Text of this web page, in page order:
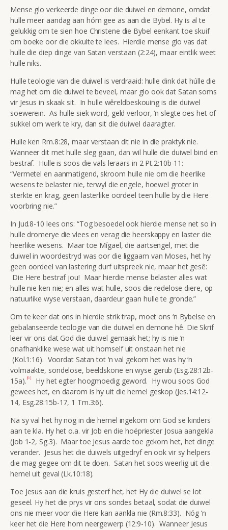
Mense glo verkeerde dinge oor die duiwel en demone, omdat
hulle meer aandag aan hóm gee as aan die Bybel. Hy is al te
gelukkig om te sien hoe Christene die Bybel eenkant toe skuif
om boeke oor die okkulte te lees. Hierdie mense glo vas dat
hulle die diep dinge van Satan verstaan (2:24), maar eintlik weet
hulle niks.
Hulle teologie van die duiwel is verdraaid: hulle dink dat húlle die
mag het om die duiwel te beveel, maar glo ook dat Satan soms
vir Jesus in skaak sit. In hulle wêreldbeskouing is die duiwel
soewerein. As hulle siek word, geld verloor, ‘n slegte oes het of
sukkel om werk te kry, dan sit die duiwel daaragter.
Hulle ken Rm.8:28, maar verstaan dit nie in die praktyk nie.
Wanneer dit met hulle sleg gaan, dan wil hulle die duiwel bind en
bestraf. Hulle is soos die vals leraars in 2 Pt.2:10b-11:
“Vermetel en aanmatigend, skroom hulle nie om die heerlike
wesens te belaster nie, terwyl die engele, hoewel groter in
sterkte en krag, geen lasterlike oordeel teen hulle by die Here
voorbring nie.”
In Jud.8-10 lees ons: “Tog besoedel ook hierdie mense net so in
hulle dromerye die vlees en verag die heerskappy en laster die
heerlike wesens. Maar toe Mígael, die aartsengel, met die
duiwel in woordestryd was oor die liggaam van Moses, het hy
geen oordeel van lastering durf uitspreek nie, maar het gesê:
Die Here bestraf jou! Maar hierdie mense belaster alles wat
hulle nie ken nie; en alles wat hulle, soos die redelose diere, op
natuurlike wyse verstaan, daardeur gaan hulle te gronde.”
Om te keer dat ons in hierdie strik trap, moet ons ‘n Bybelse en
gebalanseerde teologie van die duiwel en demone hê. Die Skrif
leer vir ons dat God die duiwel gemaak het; hy is nie ‘n
onafhanklike wese wat uit homself uit onstaan het nie
(Kol.1:16). Voordat Satan tot ‘n val gekom het was hy ‘n
volmaakte, sondelose, beeldskone en wyse gerub (Esg.28:12b-
15a). [6]
Hy het egter hoogmoedig geword. Hy wou soos God
gewees het, en daarom is hy uit die hemel geskop (Jes.14:12-
14, Esg.28:15b-17, 1 Tm.3:6).
Na sy val het hy nog in die hemel ingekom om God se kinders
aan te kla. Hy het o.a. vir Job en die hoëpriester Josua aangekla
(Job 1-2, Sg.3). Maar toe Jesus aarde toe gekom het, het dinge
verander. Jesus het die duiwels uitgedryf en ook vir sy helpers
die mag gegee om dit te doen. Satan het soos weerlig uit die
hemel uit geval (Lk.10:18).
Toe Jesus aan die kruis gesterf het, het Hy die duiwel se lot
geseël. Hy het die prys vir ons sondes betaal, sodat die duiwel
ons nie meer voor die Here kan aankla nie (Rm.8:33). Nóg ‘n
keer het die Here hom neergewerp (12:9-10). Wanneer Jesus